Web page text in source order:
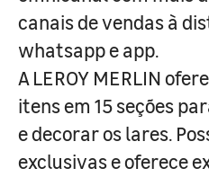
canais de vendas à
whatsapp e app.
A LEROY MERLIN
itens em 15 seções
e decorar os lares.
exclusivas e oferece